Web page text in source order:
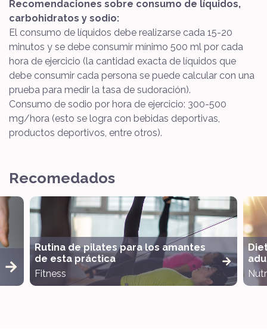
Recomendaciones sobre consumo de líquidos,
carbohidratos y sodio:
El consumo de líquidos debe realizarse cada 15-20
minutos y se debe consumir mínimo 500 ml por cada
hora de ejercicio (la cantidad exacta de líquidos que
debe consumir cada persona se puede calcular con una
prueba para medir la tasa de sudoración).
Consumo de sodio por hora de ejercicio: 300-500
mg/hora (esto se logra con bebidas deportivas,
productos deportivos, entre otros).
Recomedados
Rutina de pilates para los amantes
de esta práctica
Fitness